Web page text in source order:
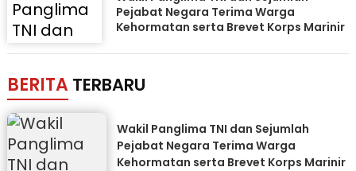
Pejabat Negara Terima Warga
Kehormatan serta Brevet Korps Marinir
BERITA TERBARU
Wakil Panglima TNI dan Sejumlah
Pejabat Negara Terima Warga
Kehormatan serta Brevet Korps Marinir